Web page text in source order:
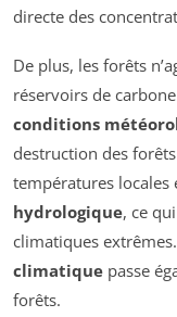
directe des
De plus, les forêts
réservoirs de
conditions
destruction des
températures locales
hydrologique, ce
climatiques
climatique passe
forêts.